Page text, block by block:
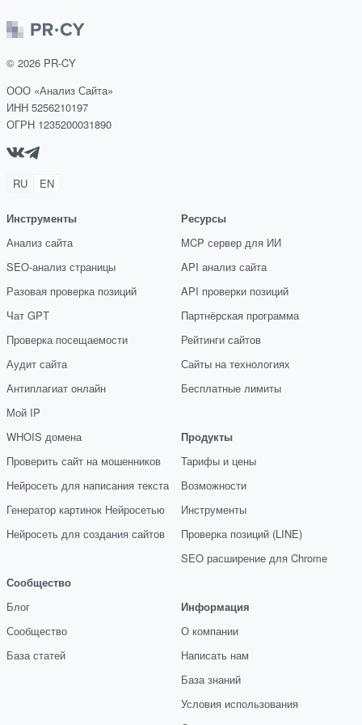
© 2026 PR-CY
ООО «Анализ Сайта»
ИНН 5256210197
ОГРН 1235200031890
RU EN
Инструменты
Анализ сайта
SEO-анализ страницы
Разовая проверка позиций
Чат GPT
Проверка посещаемости
Аудит сайта
Антиплагиат онлайн
Мой IP
WHOIS домена
Проверить сайт на мошенников
Нейросеть для написания текста
Генератор картинок Нейросетью
Нейросеть для создания сайтов
Сообщество
Блог
Сообщество
База статей
Ресурсы
MCP сервер для ИИ
API анализ сайта
API проверки позиций
Партнёрская программа
Рейтинги сайтов
Сайты на технологиях
Бесплатные лимиты
Продукты
Тарифы и цены
Возможности
Инструменты
Проверка позиций (LINE)
SEO расширение для Chrome
Информация
О компании
Написать нам
База знаний
Условия использования